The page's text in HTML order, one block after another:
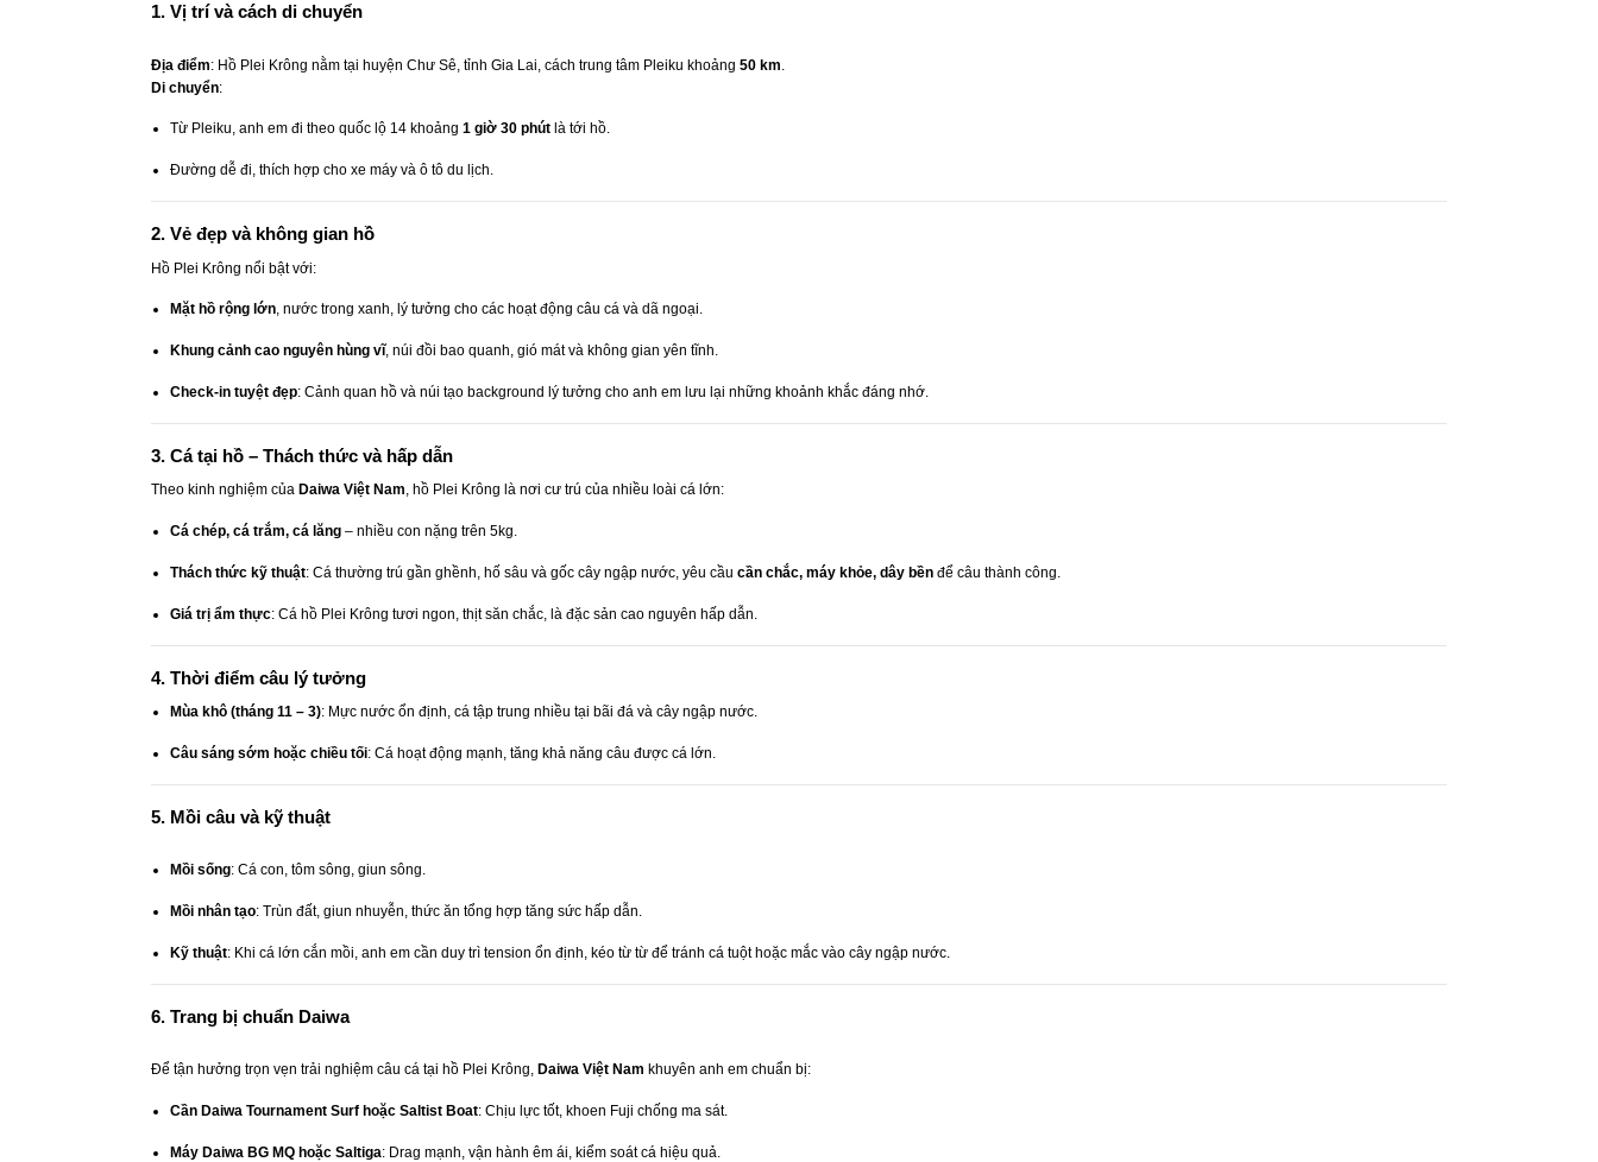
1. Vị trí và cách di chuyển
Địa điểm: Hồ Plei Krông nằm tại huyện Chư Sê, tỉnh Gia Lai, cách trung tâm Pleiku khoảng 50 km
Di chuyển:
Từ Pleiku, anh em đi theo quốc lộ 14 khoảng 1 giờ 30 phútlà tới hồ.
Đường dễ đi, thích hợp cho xe máy và ô tô du lịch.
2. Vẻ đẹp và không gian hồ
Hồ Plei Krông nổi bật với:
Mặt hồ rộng lớn, nước trong xanh, lý tưởng cho các hoạt động câu cá và dã ngoại.
Khung cảnh cao nguyên hùng vĩ, núi đồi bao quanh, gió mát và không gian yên tĩnh.
Check-in tuyệt đẹp: Cảnh quan hồ và núi tạo background lý tưởng cho anh em lưu lại những khoảnh khắc đáng nhớ.
3. Cá tại hồ – Thách thức và hấp dẫn
Theo kinh nghiệm của Daiwa Việt Nam, hồ Plei Krông là nơi cư trú của nhiều loài cá lớn:
Cá chép, cá trắm, cá lăng– nhiều con nặng trên 5kg.
Thách thức kỹ thuật: Cá thường trú gần ghềnh, hố sâu và gốc cây ngập nước, yêu cầu cần chắc, máy khỏe, dây bềnđể câu thành công.
Giá trị ẩm thực: Cá hồ Plei Krông tươi ngon, thịt săn chắc, là đặc sản cao nguyên hấp dẫn.
4. Thời điểm câu lý tưởng
Mùa khô (tháng 11 – 3): Mực nước ổn định, cá tập trung nhiều tại bãi đá và cây ngập nước.
Câu sáng sớm hoặc chiều tối: Cá hoạt động mạnh, tăng khả năng câu được cá lớn.
5. Mồi câu và kỹ thuật
Mồi sống: Cá con, tôm sông, giun sông.
Mồi nhân tạo: Trùn đất, giun nhuyễn, thức ăn tổng hợp tăng sức hấp dẫn.
Kỹ thuật: Khi cá lớn cắn mồi, anh em cần duy trì tension ổn định, kéo từ từ để tránh cá tuột hoặc mắc vào cây ngập nước.
6. Trang bị chuẩn Daiwa
Để tận hưởng trọn vẹn trải nghiệm câu cá tại hồ Plei Krông, Daiwa Việt Nam khuyên anh em chuẩn bị:
Cần Daiwa Tournament Surf hoặc Saltist Boat: Chịu lực tốt, khoen Fuji chống ma sát.
Máy Daiwa BG MQ hoặc Saltiga: Drag mạnh, vận hành êm ái, kiểm soát cá hiệu quả.